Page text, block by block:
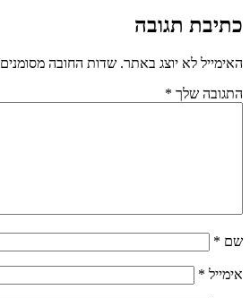
כתיבת תגובה
האימייל לא יוצג באתר. שדות החובה מסומנים
התגובה שלך *
שם *
אימייל *